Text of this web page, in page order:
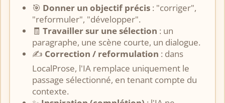
🎯 Donner un objectif précis : "corriger",
"reformuler", "développer".
🧾 Travailler sur une sélection : un
paragraphe, une scène courte, un dialogue.
✍️ Correction / reformulation : dans
LocalProse, l'IA remplace uniquement le
passage sélectionné, en tenant compte du
contexte.